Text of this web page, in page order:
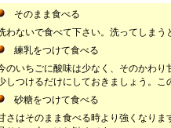
そのまま食べる
わないで食べて下さい。洗ってしまう
練乳をつけて食べる
のいちごに酸味は少なく、そのかわ
しつけるだけにしておきましょう。
砂糖をつけて食べる
さはそのまま食べる時より強くなり